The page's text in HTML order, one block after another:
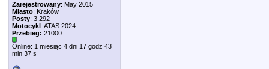
Zarejestrowany: May 2015
Miasto: Kraków
Posty: 3,292
Motocykl: ATAS 2024
Przebieg: 21000
Online: 1 miesiąc 4 dni 17 godz 43
min 37 s